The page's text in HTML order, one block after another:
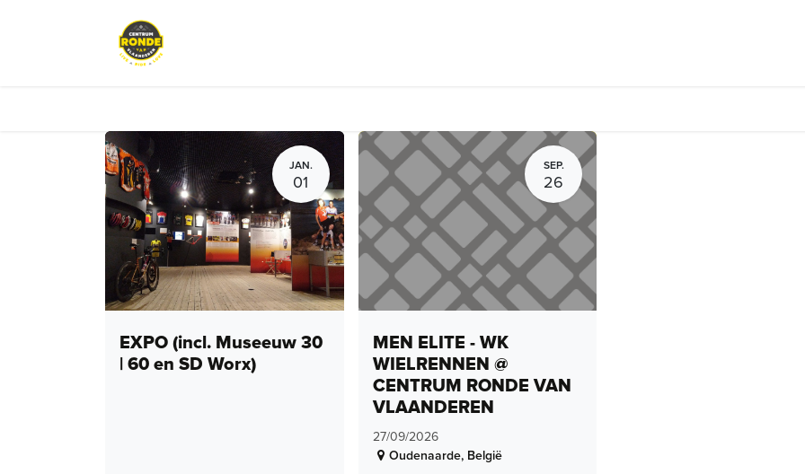
JAN.
01
EXPO (incl. Museeuw 30
| 60 en SD Worx)
SEP.
26
MEN ELITE - WK
WIELRENNEN @
CENTRUM RONDE VAN
VLAANDEREN
27/09/2026
Oudenaarde, België